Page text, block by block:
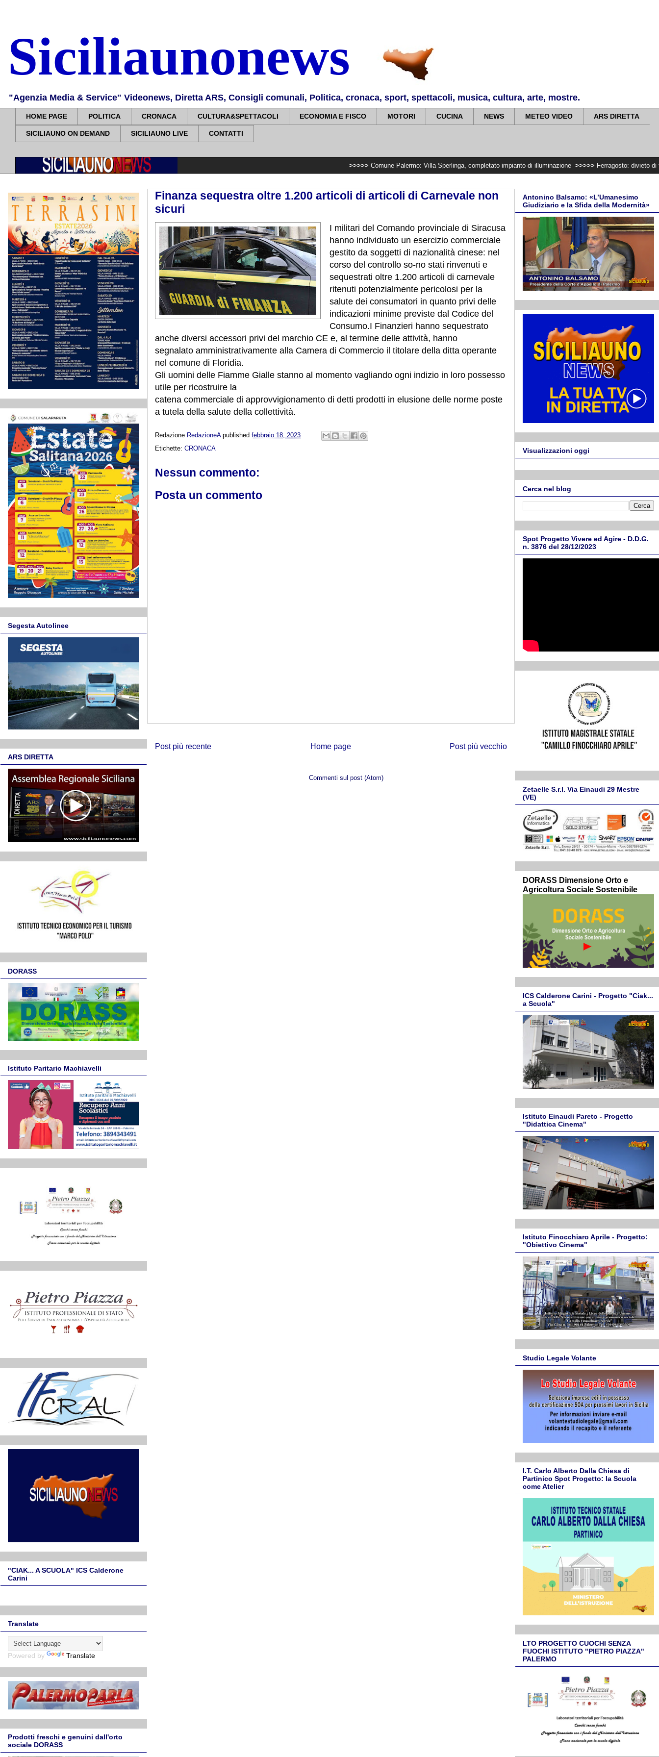
Siciliaunonews
"Agenzia Media & Service" Videonews, Diretta ARS, Consigli comunali, Politica, cronaca, sport, spettacoli, musica, cultura, arte, mostre.
HOME PAGE POLITICA CRONACA CULTURA&SPETTACOLI ECONOMIA E FISCO MOTORI CUCINA NEWS METEO VIDEO ARS DIRETTA
SICILIAUNO ON DEMAND SICILIAUNO LIVE CONTATTI
Comune Palermo: Villa Sperlinga, completato impianto di illuminazione >>>>> Ferragosto: divieto di trasportare
Finanza sequestra oltre 1.200 articoli di articoli di Carnevale non
sicuri
I militari del Comando provinciale di Siracusa
hanno individuato un esercizio commerciale
gestito da soggetti di nazionalità cinese: nel
corso del controllo so-no stati rinvenuti e
sequestrati oltre 1.200 articoli di carnevale
ritenuti potenzialmente pericolosi per la
salute dei consumatori in quanto privi delle
indicazioni minime previste dal Codice del
Consumo.I Finanzieri hanno sequestrato
anche diversi accessori privi del marchio CE e, al termine delle attività, hanno
segnalato amministrativamente alla Camera di Commercio il titolare della ditta operante
nel comune di Floridia.
Gli uomini delle Fiamme Gialle stanno al momento vagliando ogni indizio in loro possesso
utile per ricostruire la
catena commerciale di approvvigionamento di detti prodotti in elusione delle norme poste
a tutela della salute della collettività.
Redazione RedazioneA published febbraio 18, 2023
Etichette: CRONACA
Nessun commento:
Posta un commento
Post più recente Post più vecchio
Home page
Commenti sul post (Atom)
Segesta Autolinee
ARS DIRETTA
DORASS
Istituto Paritario Machiavelli
"CIAK... A SCUOLA" ICS Calderone
Carini
Translate
Powered by Translate
Prodotti freschi e genuini dall'orto
sociale DORASS
Antonino Balsamo: «L’Umanesimo
Giudiziario e la Sfida della Modernità»
Visualizzazioni oggi
Cerca nel blog
Spot Progetto Vivere ed Agire - D.D.G.
n. 3876 del 28/12/2023
Zetaelle S.r.l. Via Einaudi 29 Mestre
(VE)
DORASS Dimensione Orto e
Agricoltura Sociale Sostenibile
ICS Calderone Carini - Progetto "Ciak...
a Scuola"
Istituto Einaudi Pareto - Progetto
"Didattica Cinema"
Istituto Finocchiaro Aprile - Progetto:
"Obiettivo Cinema"
Studio Legale Volante
I.T. Carlo Alberto Dalla Chiesa di
Partinico Spot Progetto: la Scuola
come Atelier
LTO PROGETTO CUOCHI SENZA
FUOCHI ISTITUTO "PIETRO PIAZZA"
PALERMO